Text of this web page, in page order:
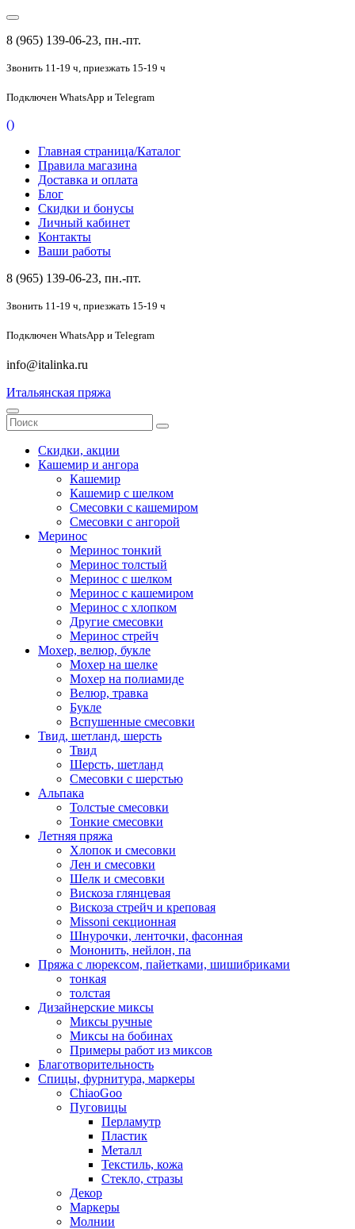
8 (965) 139-06-23, пн.-пт.
Звонить 11-19 ч, приезжать 15-19 ч
Подключен WhatsApp и Telegram
()
Главная страница/Каталог
Правила магазина
Доставка и оплата
Блог
Скидки и бонусы
Личный кабинет
Контакты
Ваши работы
8 (965) 139-06-23, пн.-пт.
Звонить 11-19 ч, приезжать 15-19 ч
Подключен WhatsApp и Telegram
info@italinka.ru
Итальянская пряжа
Скидки, акции
Кашемир и ангора
Кашемир
Кашемир с шелком
Смесовки с кашемиром
Смесовки с ангорой
Меринос
Меринос тонкий
Меринос толстый
Меринос с шелком
Меринос с кашемиром
Меринос с хлопком
Другие смесовки
Меринос стрейч
Мохер, велюр, букле
Мохер на шелке
Мохер на полиамиде
Велюр, травка
Букле
Вспушенные смесовки
Твид, шетланд, шерсть
Твид
Шерсть, шетланд
Смесовки с шерстью
Альпака
Толстые смесовки
Тонкие смесовки
Летняя пряжа
Хлопок и смесовки
Лен и смесовки
Шелк и смесовки
Вискоза глянцевая
Вискоза стрейч и креповая
Missoni секционная
Шнурочки, ленточки, фасонная
Мононить, нейлон, па
Пряжа с люрексом, пайетками, шишибриками
тонкая
толстая
Дизайнерские миксы
Миксы ручные
Миксы на бобинах
Примеры работ из миксов
Благотворительность
Спицы, фурнитура, маркеры
ChiaoGoo
Пуговицы
Перламутр
Пластик
Металл
Текстиль, кожа
Стекло, стразы
Декор
Маркеры
Молнии